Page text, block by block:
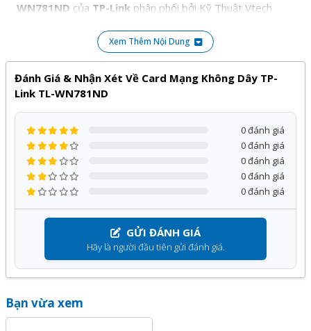
WN781ND của TP-Link phân phối bởi Kỹ Thuật Vtech
kèm với nhiều chương trình ưu đãi hấp dẫn khác.
Quý khách hàng hoàn toàn yên tâm khi lựa chọn sử dụng
sản phẩm, dịch vụ tại Kỹ Thuật Vtech.
Xem Thêm Nội Dung
Đánh Giá & Nhận Xét Về Card Mạng Không Dây TP-
Link TL-WN781ND
GỬI ĐÁNH GIÁ
Hãy là người đầu tiên gửi đánh giá.
0 đánh giá
0 đánh giá
0 đánh giá
0 đánh giá
0 đánh giá
Bạn vừa xem